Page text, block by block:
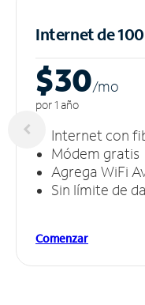
Internet de
$30/mo
por 1 año
Internet con
Módem gratis
Agrega WiFi
Sin límite de
Comenzar